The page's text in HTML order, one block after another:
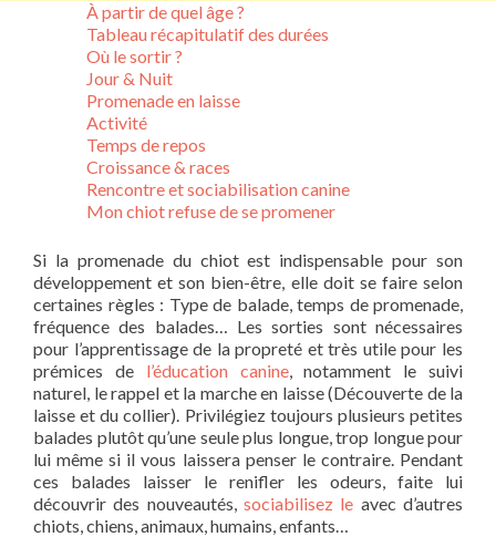
À partir de quel âge ?
Tableau récapitulatif des durées
Où le sortir ?
Jour & Nuit
Promenade en laisse
Activité
Temps de repos
Croissance & races
Rencontre et sociabilisation canine
Mon chiot refuse de se promener
Si la promenade du chiot est indispensable pour son
développement et son bien-être, elle doit se faire selon
certaines règles : Type de balade, temps de promenade,
fréquence des balades… Les sorties sont nécessaires
pour l’apprentissage de la propreté et très utile pour les
prémices de l’éducation canine, notamment le suivi
naturel, le rappel et la marche en laisse (Découverte de la
laisse et du collier). Privilégiez toujours plusieurs petites
balades plutôt qu’une seule plus longue, trop longue pour
lui même si il vous laissera penser le contraire. Pendant
ces balades laisser le renifler les odeurs, faite lui
découvrir des nouveautés, sociabilisez le avec d’autres
chiots, chiens, animaux, humains, enfants…